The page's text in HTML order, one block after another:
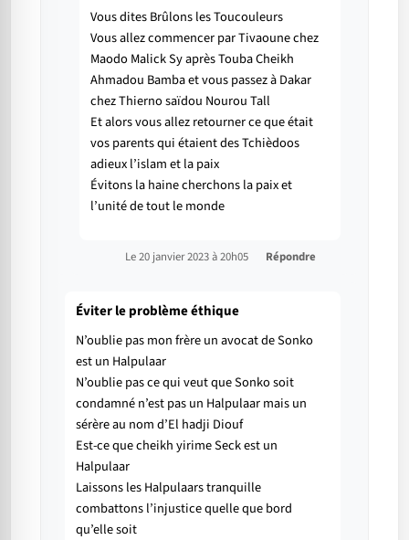
Vous dites Brûlons les Toucouleurs
Vous allez commencer par Tivaoune chez
Maodo Malick Sy après Touba Cheikh
Ahmadou Bamba et vous passez à Dakar
chez Thierno saïdou Nourou Tall
Et alors vous allez retourner ce que était
vos parents qui étaient des Tchièdoos
adieux l’islam et la paix
Évitons la haine cherchons la paix et
l’unité de tout le monde
Le 20 janvier 2023 à 20h05 Répondre
Éviter le problème éthique
N’oublie pas mon frère un avocat de Sonko
est un Halpulaar
N’oublie pas ce qui veut que Sonko soit
condamné n’est pas un Halpulaar mais un
sérère au nom d’El hadji Diouf
Est-ce que cheikh yirime Seck est un
Halpulaar
Laissons les Halpulaars tranquille
combattons l’injustice quelle que bord
qu’elle soit